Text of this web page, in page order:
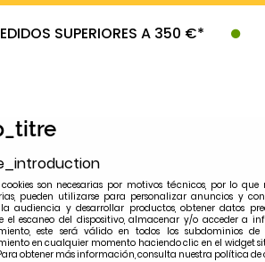
SUPERIORES A 350 €*
PROMOCIONES
son necesarias por motivos técnicos, por lo que
pueden utilizarse para personalizar anuncios y
audiencia y desarrollar productos, obtener datos
el escaneo del dispositivo, almacenar y/o acceder a
este será válido en todos los subdominios
en cualquier momento haciendo clic en el widget
obtener más información, consulta nuestra política de